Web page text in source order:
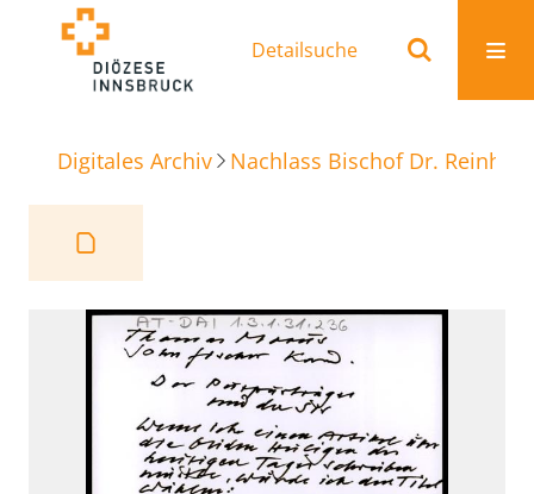
Detailsuche
Digitales Archiv Nachlass Bischof Dr.